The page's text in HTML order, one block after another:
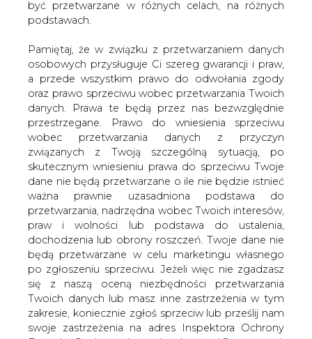
osobowych przysługuje Ci szereg gwarancji i praw,
a przede wszystkim prawo do odwołania zgody
danych. Prawa te będą przez nas bezwzględnie
przestrzegane. Prawo do wniesienia sprzeciwu
wobec przetwarzania danych z przyczyn
związanych z Twoją szczególną sytuacją, po
skutecznym wniesieniu prawa do sprzeciwu Twoje
dane nie będą przetwarzane o ile nie będzie istnieć
ważna prawnie uzasadniona podstawa do
przetwarzania, nadrzędna wobec Twoich interesów,
praw i wolności lub podstawa do ustalenia,
dochodzenia lub obrony roszczeń. Twoje dane nie
będą przetwarzane w celu marketingu własnego
po zgłoszeniu sprzeciwu. Jeżeli więc nie zgadzasz
się z naszą oceną niezbędności przetwarzania
Twoich danych lub masz inne zastrzeżenia w tym
zakresie, koniecznie zgłoś sprzeciw lub prześlij nam
swoje zastrzeżenia na adres Inspektora Ochrony
Danych Osobowych pod adresiod@are.waw.pl.
Wycofanie zgody nie wpływa na zgodność z
prawem przetwarzania dokonanego przed jej
wycofaniem.
Polski oddział Volkswagena
produkcyjne w fabryce w
Wielkopolsce.
Przyczyną są problemy na rynku
półprzewodników niezbędnych m.in. w
sektorze motoryzacyjnym. Trudności w
dostawach czipów pogłębiły się z
powodu załamania pogody w USA i
pożaru w Japonii. Analitycy szacują, że
w tym roku na całym świecie koncerny
wyprodukują o 1,3 miliona mniej aut niż
planowały.
Linie Volkswagena w fabryce w wielkopolskiej Wrześni nie
będą działały od 12 do 30 kwietnia. Przedsiębiorstwo